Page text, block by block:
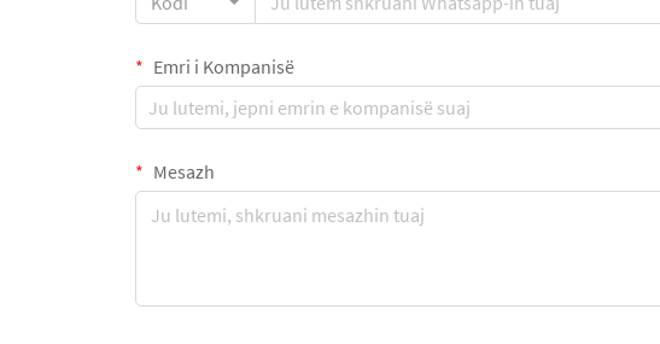
Emri i Kompanisë
Mesazh